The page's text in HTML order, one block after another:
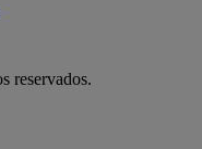
reservados.